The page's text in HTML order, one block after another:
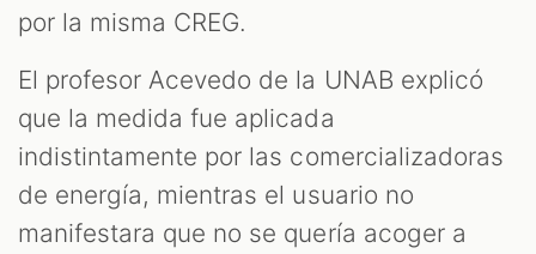
por la misma CREG.
El profesor Acevedo de la UNAB explicó
que la medida fue aplicada
indistintamente por las comercializadoras
de energía, mientras el usuario no
manifestara que no se quería acoger a